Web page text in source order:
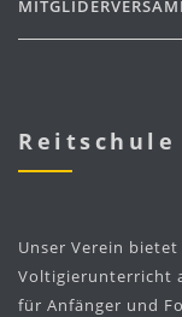
Reitschule
Unser Verein
Voltigierunterricht
für Anfänger und